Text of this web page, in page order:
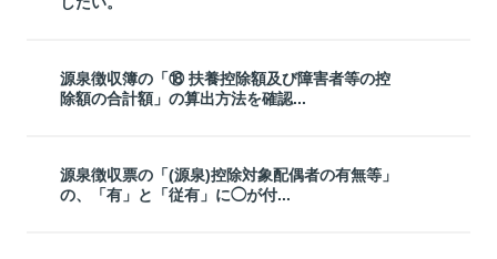
源泉徴収簿の「⑱ 扶養控除額及び障害者等の控
除額の合計額」の算出方法を確認...
源泉徴収票の「(源泉)控除対象配偶者の有無等」
の、「有」と「従有」に◯が付...